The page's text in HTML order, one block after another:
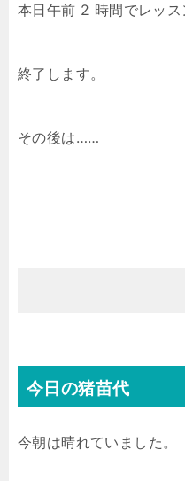
本日午前 2 時間でレッス
終了します。
その後は……
今日の猪苗代
今朝は晴れていました。